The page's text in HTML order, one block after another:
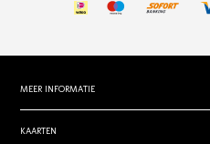
MEER INFORMATIE
Papiersoorten
KAARTEN